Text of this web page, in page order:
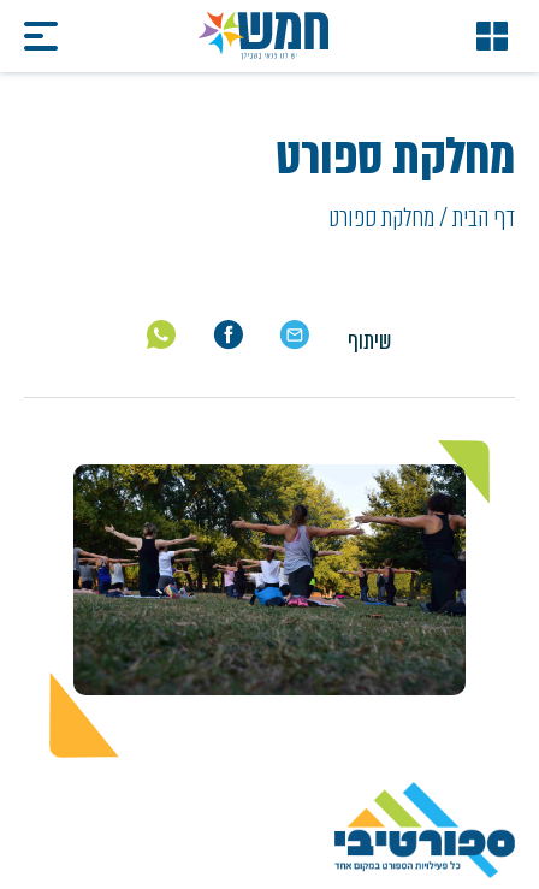
מחלקת ספורט
דף הבית/מחלקת ספורט
שיתוף